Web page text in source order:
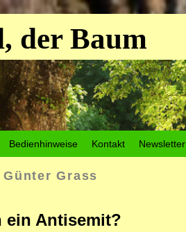
der Baum
Bedienhinweise Kontakt Newsletter
Günter Grass
ein Antisemit?